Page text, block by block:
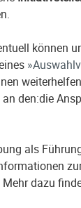
können
den:die
als
dazu